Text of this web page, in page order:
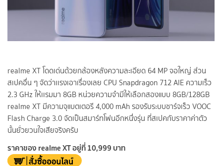
realme XT โดดเด่นด้วยกล้องหลังความละเอียด 64 MP จอใหญ่ ส่วน
สเปคอื่น ๆ จัดว่าเเรงเอาเรื่องเลย CPU Snapdragon 712 AIE ความเร็ว
2.3 GHz ให้เเรมมา 8GB หน่วยความจำมีให้เลือกสองแบบ 8GB/128GB
realme XT มีความจุแบตเตอรี 4,000 mAh รองรับระบบชาร์จเร็ว VOOC
Flash Charge 3.0 จัดเป็นสมาร์ทโฟนอีกหนึ่งรุ่น ที่สเปคกับราคาค่าตัว
นั้นยั่วยวนใจเสียจริงครับ
ราคาของ realme XT อยู่ที่ 10,999 บาท